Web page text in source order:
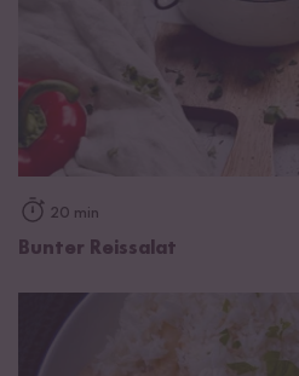
20 min
Bunter Reissalat